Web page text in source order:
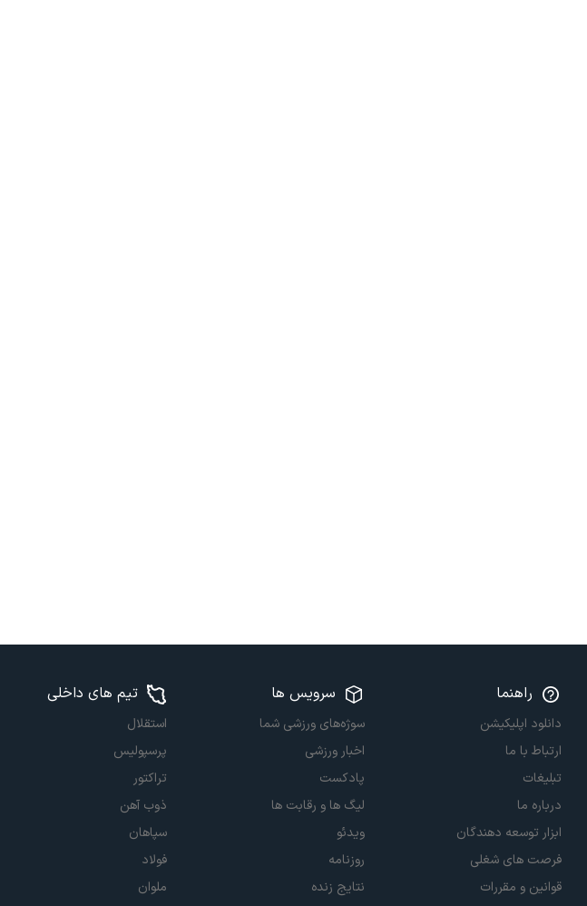
راهنما
دانلود اپلیکیشن
ارتباط با ما
تبلیغات
درباره ما
ابزار توسعه دهندگان
فرصت های شغلی
قوانین و مقررات
سرویس ها
سوژه‌های ورزشی شما
اخبار ورزشی
پادکست
لیگ ها و رقابت ها
ویدئو
روزنامه
نتایج زنده
تیم های داخلی
استقلال
پرسپولیس
تراکتور
ذوب آهن
سپاهان
فولاد
ملوان